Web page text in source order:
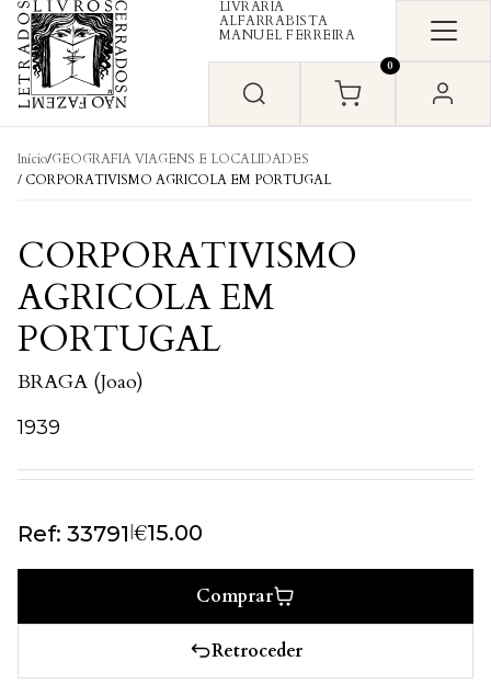
Skip to content
LIVRARIA
ALFARRABISTA
MANUEL FERREIRA
0
Início/GEOGRAFIA VIAGENS E LOCALIDADES
/ CORPORATIVISMO AGRICOLA EM PORTUGAL
CORPORATIVISMO
AGRICOLA EM
PORTUGAL
BRAGA (Joao)
1939
Ref: 33791|€15.00
Comprar
Retroceder